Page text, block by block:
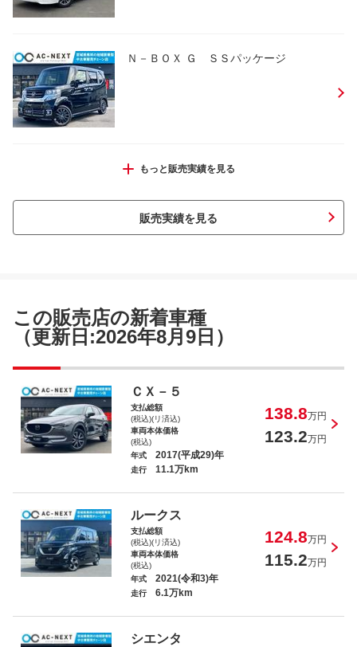
Ｎ－ＢＯＸ Ｇ ＳＳパッケージ
スイフト ＲＳ
エクストレイル ２０Ｘｉ
もっと販売実績を見る
販売実績を見る
この販売店の新着車種
（更新日:2026年8月9日）
ＣＸ－５
支払総額
(税込)(リ済込)
138.8万円
車両本体価格
(税込)
123.2万円
年式 2017(平成29)年
走行 11.1万km
ルークス
支払総額
(税込)(リ済込)
124.8万円
車両本体価格
(税込)
115.2万円
年式 2021(令和3)年
走行 6.1万km
シエンタ